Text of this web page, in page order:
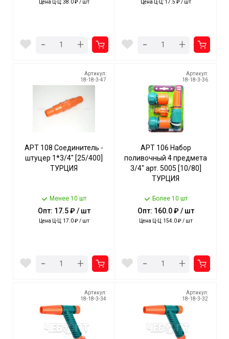
Цена Ц-Ц: 38.0 ₽ / шт
- +
Цена Ц-Ц: 17.5 ₽ / шт
- +
Артикул:
18-18-3-47
АРТ 108 Соединитель -
штуцер 1*3/4" [25/400]
ТУРЦИЯ
Менее 10 шт
Опт: 17.5 ₽ / шт
Цена Ц-Ц: 17.0 ₽ / шт
- +
Артикул:
18-18-3-36
АРТ 106 Набор
поливочный 4 предмета
3/4" арт. 5005 [10/80]
ТУРЦИЯ
Более 10 шт
Опт: 160.0 ₽ / шт
Цена Ц-Ц: 154.0 ₽ / шт
- +
Артикул:
18-18-3-34
Артикул:
18-18-3-32